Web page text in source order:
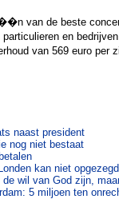
van de beste
en
van 569 euro per
naast president
nog niet bestaat
kan niet
wil van God zijn,
5 miljoen ten